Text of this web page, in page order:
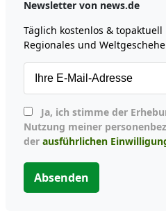
Newsletter von news.de
Täglich kostenlos &
Regionales und
Nutzung meiner
der ausführlichen
Absenden